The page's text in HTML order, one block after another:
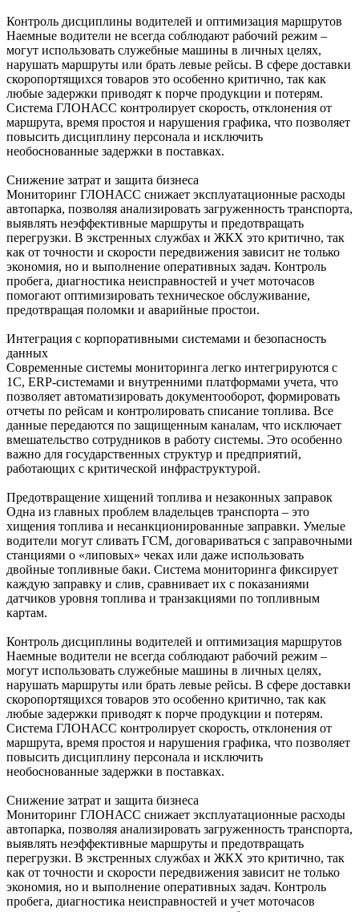
Контроль дисциплины водителей и оптимизация маршрутов
Наемные водители не всегда соблюдают рабочий режим –
могут использовать служебные машины в личных целях,
нарушать маршруты или брать левые рейсы. В сфере доставки
скоропортящихся товаров это особенно критично, так как
любые задержки приводят к порче продукции и потерям.
Система ГЛОНАСС контролирует скорость, отклонения от
маршрута, время простоя и нарушения графика, что позволяет
повысить дисциплину персонала и исключить
необоснованные задержки в поставках.
Снижение затрат и защита бизнеса
Мониторинг ГЛОНАСС снижает эксплуатационные расходы
автопарка, позволяя анализировать загруженность транспорта,
выявлять неэффективные маршруты и предотвращать
перегрузки. В экстренных службах и ЖКХ это критично, так
как от точности и скорости передвижения зависит не только
экономия, но и выполнение оперативных задач. Контроль
пробега, диагностика неисправностей и учет моточасов
помогают оптимизировать техническое обслуживание,
предотвращая поломки и аварийные простои.
Интеграция с корпоративными системами и безопасность
данных
Современные системы мониторинга легко интегрируются с
1С, ERP-системами и внутренними платформами учета, что
позволяет автоматизировать документооборот, формировать
отчеты по рейсам и контролировать списание топлива. Все
данные передаются по защищенным каналам, что исключает
вмешательство сотрудников в работу системы. Это особенно
важно для государственных структур и предприятий,
работающих с критической инфраструктурой.
Предотвращение хищений топлива и незаконных заправок
Одна из главных проблем владельцев транспорта – это
хищения топлива и несанкционированные заправки. Умелые
водители могут сливать ГСМ, договариваться с заправочными
станциями о «липовых» чеках или даже использовать
двойные топливные баки. Система мониторинга фиксирует
каждую заправку и слив, сравнивает их с показаниями
датчиков уровня топлива и транзакциями по топливным
картам.
Контроль дисциплины водителей и оптимизация маршрутов
Наемные водители не всегда соблюдают рабочий режим –
могут использовать служебные машины в личных целях,
нарушать маршруты или брать левые рейсы. В сфере доставки
скоропортящихся товаров это особенно критично, так как
любые задержки приводят к порче продукции и потерям.
Система ГЛОНАСС контролирует скорость, отклонения от
маршрута, время простоя и нарушения графика, что позволяет
повысить дисциплину персонала и исключить
необоснованные задержки в поставках.
Снижение затрат и защита бизнеса
Мониторинг ГЛОНАСС снижает эксплуатационные расходы
автопарка, позволяя анализировать загруженность транспорта,
выявлять неэффективные маршруты и предотвращать
перегрузки. В экстренных службах и ЖКХ это критично, так
как от точности и скорости передвижения зависит не только
экономия, но и выполнение оперативных задач. Контроль
пробега, диагностика неисправностей и учет моточасов